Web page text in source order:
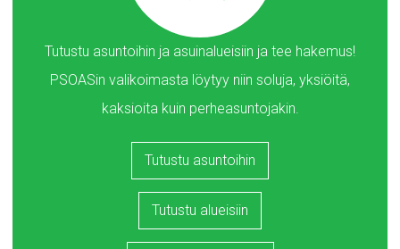
Tutustu asuntoihin ja asuinalueisiin ja tee hakemus!
PSOASin valikoimasta löytyy niin soluja, yksiöitä,
kaksioita kuin perheasuntojakin.
Tutustu asuntoihin
Tutustu alueisiin